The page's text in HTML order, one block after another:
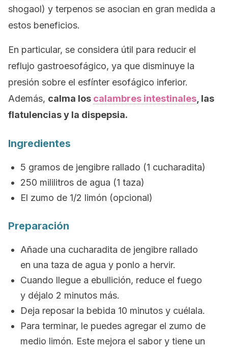
shogaol) y terpenos se asocian en gran medida a
estos beneficios.
En particular, se considera útil para reducir el
reflujo gastroesofágico, ya que disminuye la
presión sobre el esfínter esofágico inferior.
Además, calma los calambres intestinales , las
flatulencias y la dispepsia.
Ingredientes
5 gramos de jengibre rallado (1 cucharadita)
250 mililitros de agua (1 taza)
El zumo de 1/2 limón (opcional)
Preparación
Añade una cucharadita de jengibre rallado
en una taza de agua y ponlo a hervir.
Cuando llegue a ebullición, reduce el fuego
y déjalo 2 minutos más.
Deja reposar la bebida 10 minutos y cuélala.
Para terminar, le puedes agregar el zumo de
medio limón. Este mejora el sabor y tiene un